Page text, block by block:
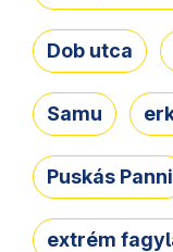
Dob utca
Samu
Puskás Panni
extrém